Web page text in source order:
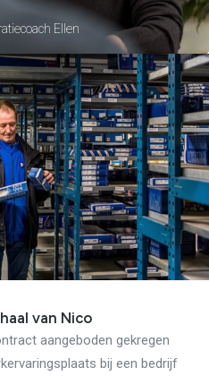
Ellen
van Nico
aangeboden gekregen
bij een bedrijf